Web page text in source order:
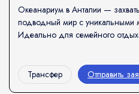
Океанариум в Анталии —
подводный мир с уникальными
Идеально для семейного
Трансфер Отправить